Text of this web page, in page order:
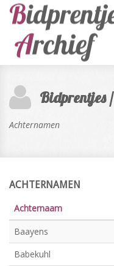
Bidprentjes /
Achternamen
ACHTERNAMEN
Achternaam
Baayens
Babekuhl